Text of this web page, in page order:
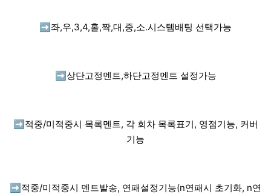
➡️ 좌,우,3,4,홀,짝,대,중,소.시스템배팅 선택가능
➡️ 상단고정멘트,하단고정멘트 설정가능
➡️ 적중/미적중시 목록멘트, 각 회차 목록표기, 영점기능, 커버
기능
➡️ 적중/미적중시 멘트발송, 연패설정기능(n연패시 초기화, n연